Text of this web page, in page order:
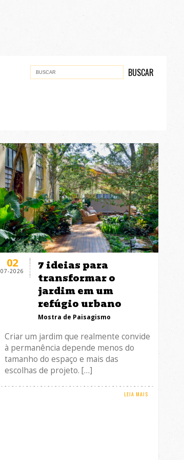
02
07-2026
7 ideias para
transformar o
jardim em um
refúgio urbano
Mostra de Paisagismo
Criar um jardim que realmente convide
à permanência depende menos do
tamanho do espaço e mais das
escolhas de projeto. […]
LEIA MAIS